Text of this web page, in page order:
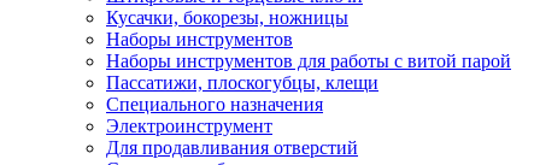
Кусачки, бокорезы, ножницы
Наборы инструментов
Наборы инструментов для работы с витой парой
Пассатижи, плоскогубцы, клещи
Специального назначения
Электроинструмент
Для продавливания отверстий